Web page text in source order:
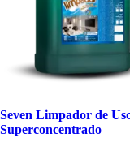
Seven Limpador de
Superconcentrado